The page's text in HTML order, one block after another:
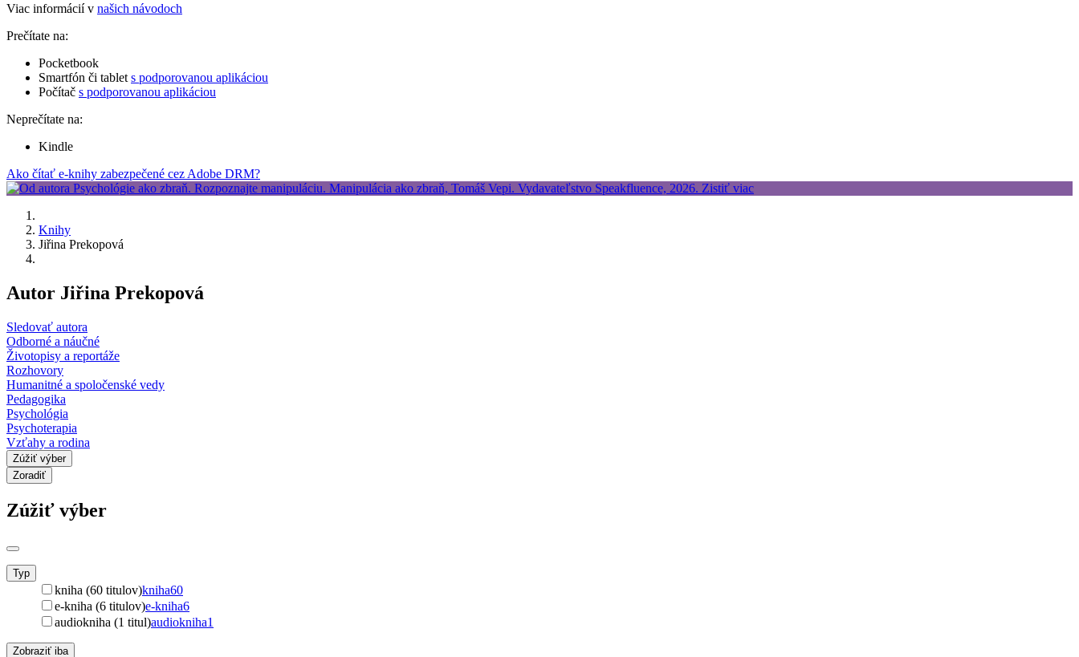
Viac informácií v našich návodoch
Prečítate na:
Pocketbook
Smartfón či tablet s podporovanou aplikáciou
Počítač s podporovanou aplikáciou
Neprečítate na:
Kindle
Ako čítať e-knihy zabezpečené cez Adobe DRM?
Knihy
Jiřina Prekopová
Autor Jiřina Prekopová
Sledovať autora
Odborné a náučné
Životopisy a reportáže
Rozhovory
Humanitné a spoločenské vedy
Pedagogika
Psychológia
Psychoterapia
Vzťahy a rodina
Zúžiť výber
Zoradiť
Zúžiť výber
Typ
kniha (60 titulov)kniha60
e-kniha (6 titulov)e-kniha6
audiokniha (1 titul)audiokniha1
Zobraziť iba